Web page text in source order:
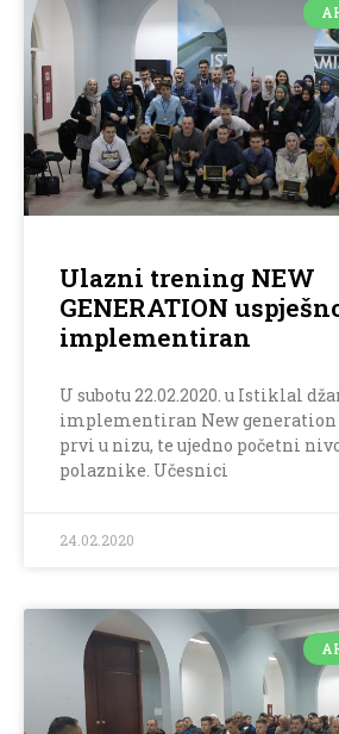
Ulazni trening NEW
GENERATION
implementiran
U subotu 22.02.2020. u Istiklal
implementiran New generation
prvi u nizu, te ujedno početni
polaznike. Učesnici
24.02.2020